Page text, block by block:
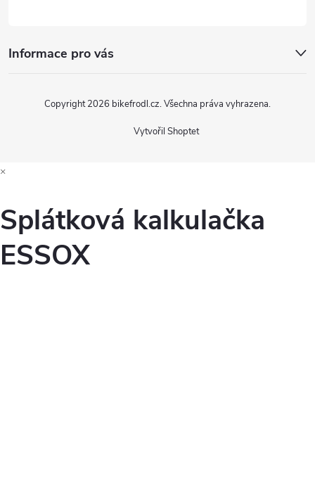
Informace pro vás
Vytvořil Shoptet
Copyright 2026 bikefrodl.cz. Všechna práva vyhrazena.
×
Splátková kalkulačka
ESSOX